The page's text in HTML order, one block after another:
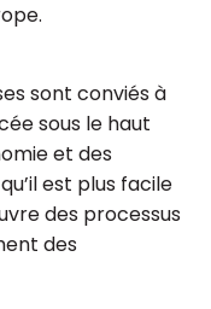
sont conviés à
sous le haut
et des
est plus facile
des processus
des